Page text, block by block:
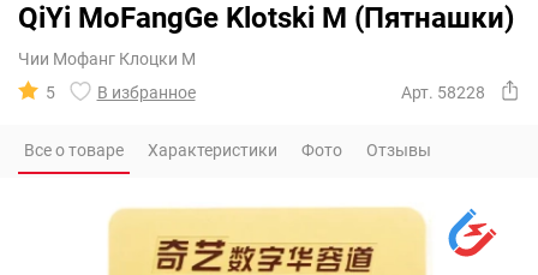
QiYi MoFangGe Klotski M (Пятнашки)
Чии Мофанг Клоцки М
5
В избранное Арт. 58228
Все о товаре Характеристики Фото Отзывы